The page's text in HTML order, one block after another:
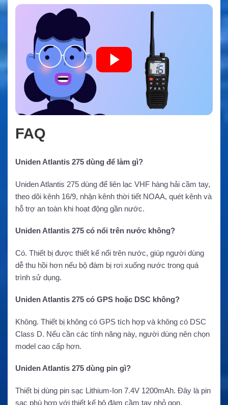
FAQ
Uniden Atlantis 275 dùng để làm gì?
Uniden Atlantis 275 dùng để liên lạc VHF hàng hải cầm tay,
theo dõi kênh 16/9, nhận kênh thời tiết NOAA, quét kênh và
hỗ trợ an toàn khi hoạt động gần nước.
Uniden Atlantis 275 có nổi trên nước không?
Có. Thiết bị được thiết kế nổi trên nước, giúp người dùng
dễ thu hồi hơn nếu bộ đàm bị rơi xuống nước trong quá
trình sử dụng.
Uniden Atlantis 275 có GPS hoặc DSC không?
Không. Thiết bị không có GPS tích hợp và không có DSC
Class D. Nếu cần các tính năng này, người dùng nên chọn
model cao cấp hơn.
Uniden Atlantis 275 dùng pin gì?
Thiết bị dùng pin sạc Lithium-Ion 7.4V 1200mAh. Đây là pin
sạc phù hợp với thiết kế bộ đàm cầm tay nhỏ gọn.